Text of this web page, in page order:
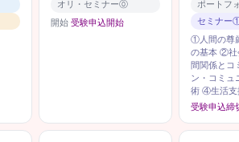
オリ・セミナー⓪
開始 受験申込開始
ポートフ
セミナ
①人間の尊
の基本 ②社
間関係とコ
ン・コミュ
術 ④生活支
受験申込締